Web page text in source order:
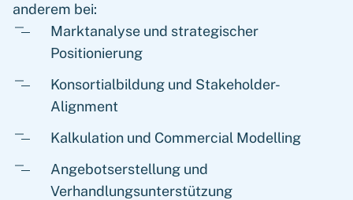
anderem bei:
Marktanalyse und strategischer
Positionierung
Konsortialbildung und Stakeholder-
Alignment
Kalkulation und Commercial Modelling
Angebotserstellung und
Verhandlungsunterstützung